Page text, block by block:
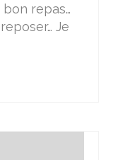
repas…
Je